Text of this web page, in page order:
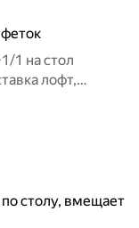
1 на стол
лофт,
по столу, вмещает